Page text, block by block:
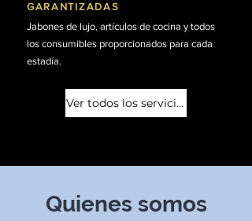
GARANTIZADAS
Jabones de lujo, artículos de cocina y todos
los consumibles proporcionados para cada
estadía.
Ver todos los servicios
Quienes somos